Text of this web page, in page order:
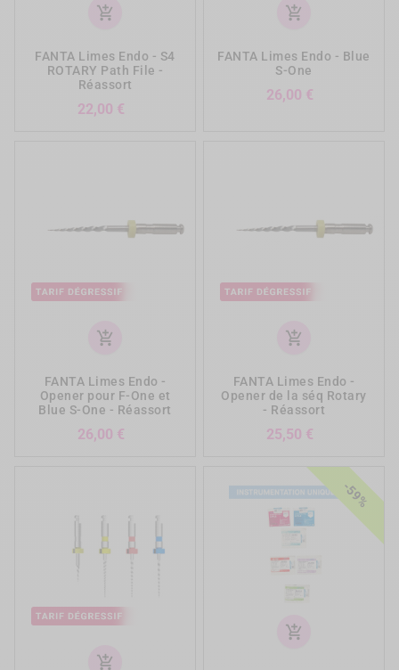
add_shopping_cart
FANTA Limes Endo - S4
ROTARY Path File -
Réassort
22,00 €
add_shopping_cart
FANTA Limes Endo - Blue
S-One
26,00 €
add_shopping_cart
FANTA Limes Endo -
Opener pour F-One et
Blue S-One - Réassort
26,00 €
add_shopping_cart
FANTA Limes Endo -
Opener de la séq Rotary
- Réassort
25,50 €
add_shopping_cart
add_shopping_cart
-59%